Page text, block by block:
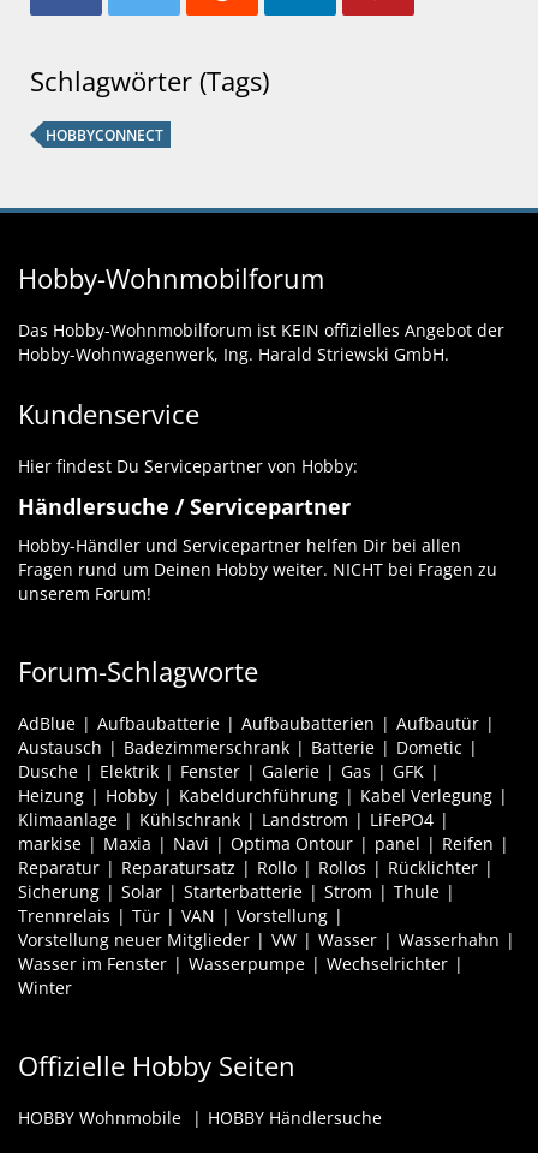
Schlagwörter (Tags)
HOBBYCONNECT
Hobby-Wohnmobilforum
Das Hobby-Wohnmobilforum ist KEIN offizielles Angebot der
Hobby-Wohnwagenwerk, Ing. Harald Striewski GmbH.
Kundenservice
Hier findest Du Servicepartner von Hobby:
Händlersuche / Servicepartner
Hobby-Händler und Servicepartner helfen Dir bei allen
Fragen rund um Deinen Hobby weiter. NICHT bei Fragen zu
unserem Forum!
Forum-Schlagworte
AdBlue Aufbaubatterie Aufbaubatterien
Aufbautür
Austausch
Badezimmerschrank Batterie
Dometic
Dusche
Elektrik Fenster Galerie Gas
GFK
Heizung
Hobby Kabeldurchführung
Kabel Verlegung
Klimaanlage
Kühlschrank Landstrom
LiFePO4
markise
Maxia Navi Optima Ontour panel
Reifen
Reparatur
Reparatursatz Rollo Rollos
Rücklichter
Sicherung
Solar Starterbatterie Strom
Thule
Trennrelais
Tür VAN
Vorstellung
Vorstellung neuer Mitglieder
VW Wasser
Wasserhahn
Wasser im Fenster
Wasserpumpe
Wechselrichter
Winter
Offizielle Hobby Seiten
HOBBY Wohnmobile HOBBY Händlersuche